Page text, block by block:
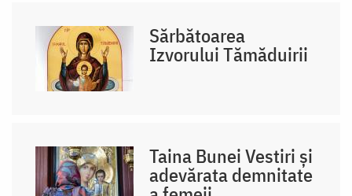
Sărbătoarea
Izvorului Tămăduirii
Taina Bunei Vestiri și
adevărata demnitate